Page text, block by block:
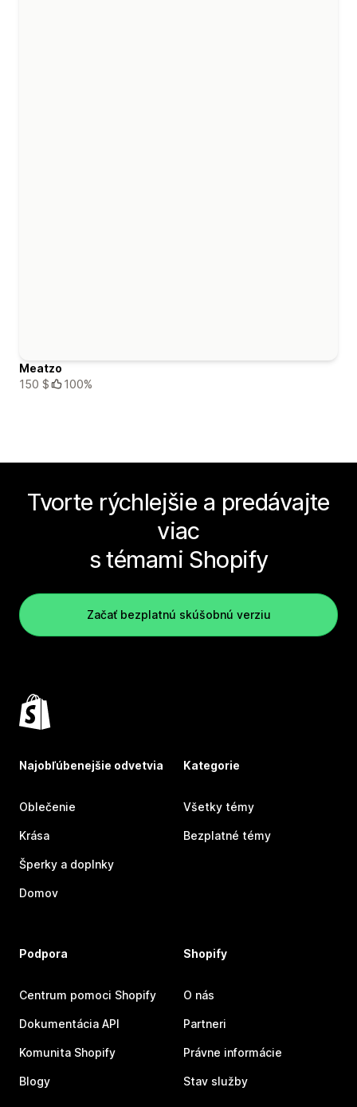
Meatzo
150 $
100%
Tvorte rýchlejšie a predávajte
viac
s témami Shopify
Začať bezplatnú skúšobnú verziu
Najobľúbenejšie odvetvia
Oblečenie
Krása
Šperky a doplnky
Domov
Kategorie
Všetky témy
Bezplatné témy
Podpora
Centrum pomoci Shopify
Dokumentácia API
Komunita Shopify
Blogy
Shopify
O nás
Partneri
Právne informácie
Stav služby